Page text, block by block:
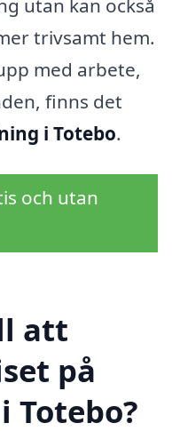
utan kan också
trivsamt hem.
med arbete,
finns det
i Totebo.
och utan
att
på
Totebo?